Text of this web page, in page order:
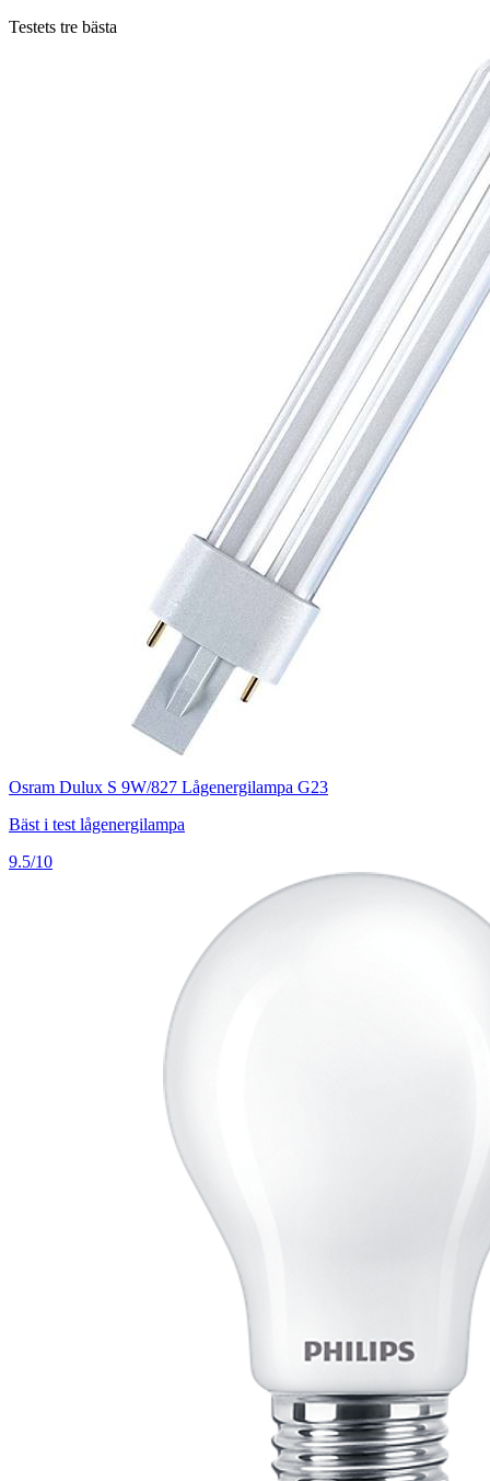
Testets tre bästa
Osram Dulux S 9W/827 Lågenergilampa G23
Bäst i test lågenergilampa
9.5/10